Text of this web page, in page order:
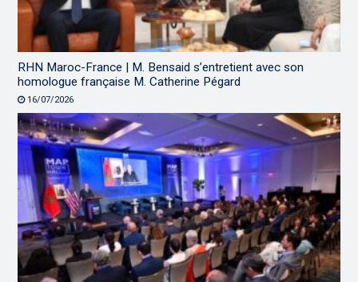
RHN Maroc-France | M. Bensaid s’entretient avec son
homologue française M. Catherine Pégard
16/07/2026